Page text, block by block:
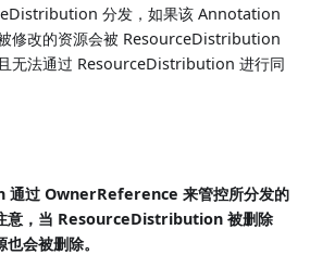
分发，如果该 Annotation
修改的资源会被 ResourceDistribution
无法通过 ResourceDistribution 进行同
过 OwnerReference 来管控所分发的
意，当 ResourceDistribution 被删除
会被删除。